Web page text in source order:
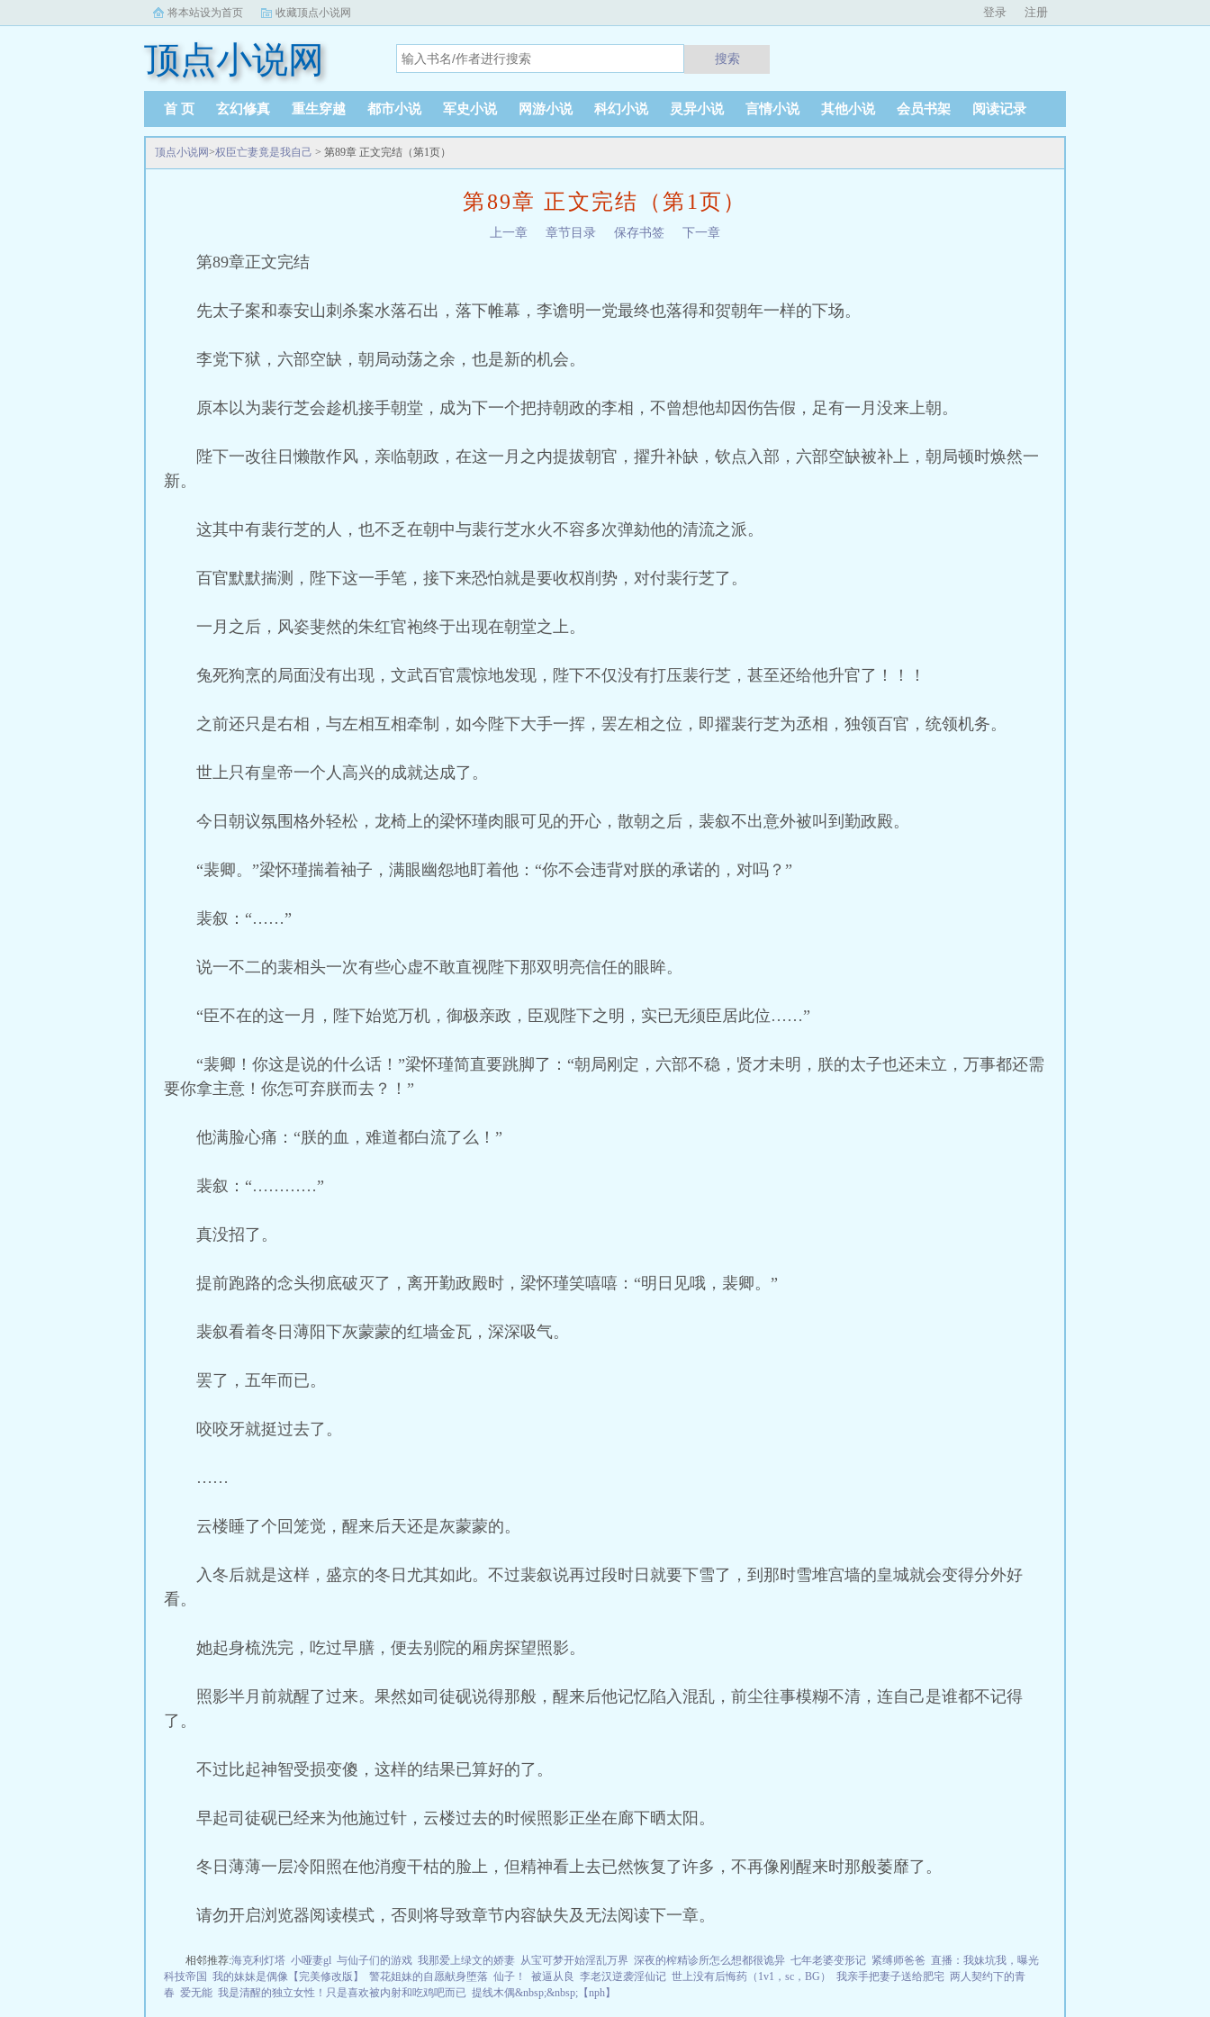
将本站设为首页 收藏顶点小说网 登录 注册
顶点小说网 搜索
首 页 玄幻修真 重生穿越 都市小说 军史小说 网游小说 科幻小说 灵异小说 言情小说 其他小说 会员书架 阅读记录
顶点小说网>权臣亡妻竟是我自己 > 第89章 正文完结（第1页）
第89章 正文完结（第1页）
上一章 章节目录 保存书签 下一章
第89章正文完结
先太子案和泰安山刺杀案水落石出，落下帷幕，李谵明一党最终也落得和贺朝年一样的下场。
李党下狱，六部空缺，朝局动荡之余，也是新的机会。
原本以为裴行芝会趁机接手朝堂，成为下一个把持朝政的李相，不曾想他却因伤告假，足有一月没来上朝。
陛下一改往日懒散作风，亲临朝政，在这一月之内提拔朝官，擢升补缺，钦点入部，六部空缺被补上，朝局顿时焕然一
新。
这其中有裴行芝的人，也不乏在朝中与裴行芝水火不容多次弹劾他的清流之派。
百官默默揣测，陛下这一手笔，接下来恐怕就是要收权削势，对付裴行芝了。
一月之后，风姿斐然的朱红官袍终于出现在朝堂之上。
兔死狗烹的局面没有出现，文武百官震惊地发现，陛下不仅没有打压裴行芝，甚至还给他升官了！！！
之前还只是右相，与左相互相牵制，如今陛下大手一挥，罢左相之位，即擢裴行芝为丞相，独领百官，统领机务。
世上只有皇帝一个人高兴的成就达成了。
今日朝议氛围格外轻松，龙椅上的梁怀瑾肉眼可见的开心，散朝之后，裴叙不出意外被叫到勤政殿。
“裴卿。”梁怀瑾揣着袖子，满眼幽怨地盯着他：“你不会违背对朕的承诺的，对吗？”
裴叙：“……”
说一不二的裴相头一次有些心虚不敢直视陛下那双明亮信任的眼眸。
“臣不在的这一月，陛下始览万机，御极亲政，臣观陛下之明，实已无须臣居此位……”
“裴卿！你这是说的什么话！”梁怀瑾简直要跳脚了：“朝局刚定，六部不稳，贤才未明，朕的太子也还未立，万事都还需
要你拿主意！你怎可弃朕而去？！”
他满脸心痛：“朕的血，难道都白流了么！”
裴叙：“…………”
真没招了。
提前跑路的念头彻底破灭了，离开勤政殿时，梁怀瑾笑嘻嘻：“明日见哦，裴卿。”
裴叙看着冬日薄阳下灰蒙蒙的红墙金瓦，深深吸气。
罢了，五年而已。
咬咬牙就挺过去了。
……
云楼睡了个回笼觉，醒来后天还是灰蒙蒙的。
入冬后就是这样，盛京的冬日尤其如此。不过裴叙说再过段时日就要下雪了，到那时雪堆宫墙的皇城就会变得分外好
看。
她起身梳洗完，吃过早膳，便去别院的厢房探望照影。
照影半月前就醒了过来。果然如司徒砚说得那般，醒来后他记忆陷入混乱，前尘往事模糊不清，连自己是谁都不记得
了。
不过比起神智受损变傻，这样的结果已算好的了。
早起司徒砚已经来为他施过针，云楼过去的时候照影正坐在廊下晒太阳。
冬日薄薄一层冷阳照在他消瘦干枯的脸上，但精神看上去已然恢复了许多，不再像刚醒来时那般萎靡了。
请勿开启浏览器阅读模式，否则将导致章节内容缺失及无法阅读下一章。
相邻推荐:海克利灯塔 小哑妻gl 与仙子们的游戏 我那爱上绿文的娇妻 从宝可梦开始淫乱万界 深夜的榨精诊所怎么想都很诡异 七年老婆变形记 紧缚师爸爸 直播：我妹坑我，曝光
科技帝国 我的妹妹是偶像【完美修改版】 警花姐妹的自愿献身堕落 仙子！ 被逼从良 李老汉逆袭淫仙记 世上没有后悔药（1v1，sc，BG） 我亲手把妻子送给肥宅 两人契约下的青
春 爱无能 我是清醒的独立女性！只是喜欢被内射和吃鸡吧而已 提线木偶&nbsp;&nbsp;【nph】